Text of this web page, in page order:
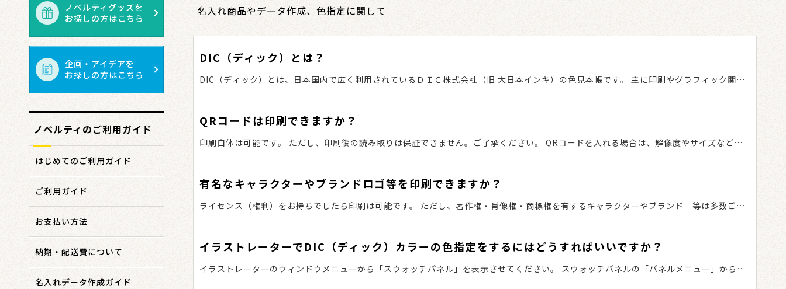
名入れ商品やデータ作成、色指定に関して
DIC（ディック）とは？
DIC（ディック）とは、日本国内で広く利用されているＤＩＣ株式会社（旧 大日本インキ）の色見本帳です。 主に印刷やグラフィック関係
QRコードは印刷できますか？
印刷自体は可能です。 ただし、印刷後の読み取りは保証できません。ご了承ください。 QRコードを入れる場合は、解像度やサイズなど、
有名なキャラクターやブランドロゴ等を印刷できますか？
ライセンス（権利）をお持ちでしたら印刷は可能です。 ただし、著作権・肖像権・商標権を有するキャラクターやブランド 等は多数ござ
等される際はご確認をお願いします。
イラストレーターでDIC（ディック）カラーの色指定をするにはどうすればいいですか？
イラストレーターのウィンドウメニューから「スウォッチパネル」を表示させてください。 スウォッチパネルの「パネルメニュー」から
ノベルティグッズを
お探しの方はこちら
企画・アイデアを
お探しの方はこちら
ノベルティのご利用ガイド
はじめてのご利用ガイド
ご利用ガイド
お支払い方法
納期・配送費について
名入れデータ作成ガイド